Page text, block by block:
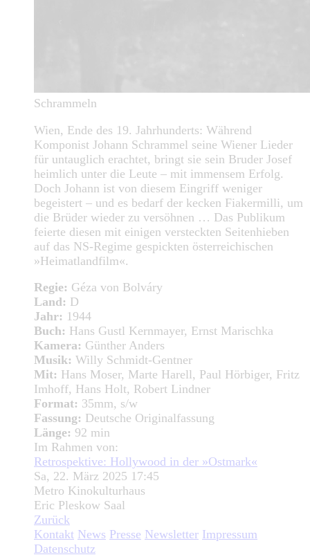
Schrammeln
Wien, Ende des 19. Jahrhunderts: Während
Komponist Johann Schrammel seine Wiener Lieder
für untauglich erachtet, bringt sie sein Bruder Josef
heimlich unter die Leute – mit immensem Erfolg.
Doch Johann ist von diesem Eingriff weniger
begeistert – und es bedarf der kecken Fiakermilli, um
die Brüder wieder zu versöhnen … Das Publikum
feierte diesen mit einigen versteckten Seitenhieben
auf das NS-Regime gespickten österreichischen
»Heimatlandfilm«.
Regie: Géza von Bolváry
Land: D
Jahr: 1944
Buch: Hans Gustl Kernmayer, Ernst Marischka
Kamera: Günther Anders
Musik: Willy Schmidt-Gentner
Mit: Hans Moser, Marte Harell, Paul Hörbiger, Fritz
Imhoff, Hans Holt, Robert Lindner
Format: 35mm, s/w
Fassung: Deutsche Originalfassung
Länge: 92 min
Im Rahmen von:
Retrospektive: Hollywood in der »Ostmark«
Sa, 22. März 2025 17:45
Metro Kinokulturhaus
Eric Pleskow Saal
Zurück
Kontakt News Presse Newsletter Impressum
Datenschutz